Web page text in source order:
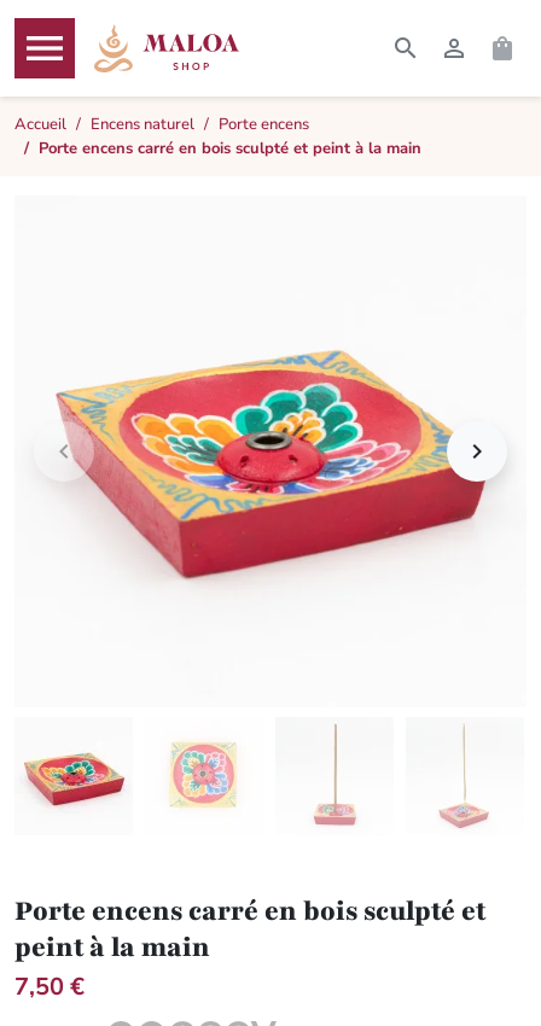

MENU
  
Accueil Encens naturel
Porte encens
Porte encens carré en bois sculpté et peint à la main
 
Porte encens carré en bois sculpté et
peint à la main
7,50 €